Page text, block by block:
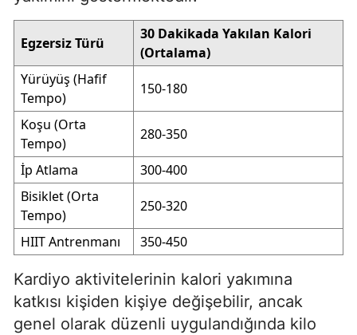
Egzersiz Türü
30 Dakikada Yakılan Kalori
(Ortalama)
Yürüyüş (Hafif
Tempo)
150-180
Koşu (Orta
Tempo)
280-350
İp Atlama
300-400
Bisiklet (Orta
Tempo)
250-320
HIIT Antrenmanı 350-450
Kardiyo aktivitelerinin kalori yakımına
katkısı kişiden kişiye değişebilir, ancak
genel olarak düzenli uygulandığında kilo